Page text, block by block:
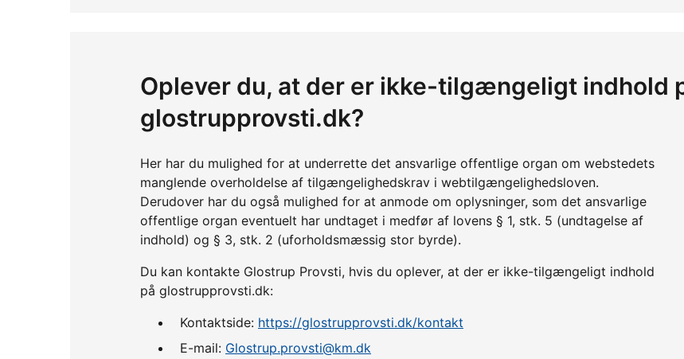
Oplever du, at der er ikke-tilgængeligt indhold
glostrupprovsti.dk?
Her har du mulighed for at underrette det ansvarlige offentlige organ om webstedets
manglende overholdelse af tilgængelighedskrav i webtilgængelighedsloven.
Derudover har du også mulighed for at anmode om oplysninger, som det ansvarlige
offentlige organ eventuelt har undtaget i medfør af lovens § 1, stk. 5 (undtagelse af
indhold) og § 3, stk. 2 (uforholdsmæssig stor byrde).
Du kan kontakte Glostrup Provsti, hvis du oplever, at der er ikke-tilgængeligt indhold
på glostrupprovsti.dk:
Kontaktside: https://glostrupprovsti.dk/kontakt
E-mail: Glostrup.provsti@km.dk